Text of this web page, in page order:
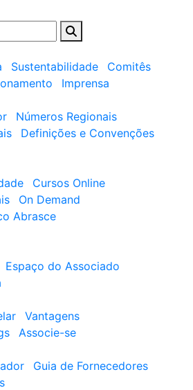
Sustentabilidade
Comitês
Imprensa
Números Regionais
Definições e Convenções
Cursos Online
On Demand
Abrasce
Espaço do Associado
Vantagens
Associe-se
Guia de Fornecedores